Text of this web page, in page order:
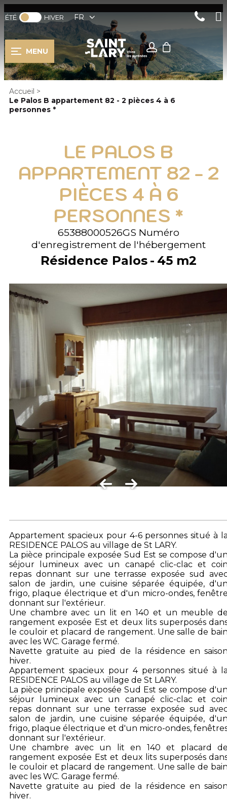
ÉTÉ HIVER FR
MENU
Accueil >
Le Palos B appartement 82 - 2 pièces 4 à 6
personnes *
LE PALOS B
APPARTEMENT 82 - 2
PIÈCES 4 À 6
PERSONNES *
65388000526GS Numéro
d'enregistrement de l'hébergement
Résidence Palos 45 m2
Appartement spacieux pour 4-6 personnes situé à
RESIDENCE PALOS au village de St LARY.
La pièce principale exposée Sud Est se compose
séjour lumineux avec un canapé clic-clac et
repas donnant sur une terrasse exposée sud
salon de jardin, une cuisine séparée équipée,
frigo, plaque électrique et d'un micro-ondes,
donnant sur l'extérieur.
Une chambre avec un lit en 140 et un meuble
rangement exposée Est et deux lits superposés
le couloir et placard de rangement. Une salle de
avec les WC. Garage fermé.
Navette gratuite au pied de la résidence en
hiver.
Appartement spacieux pour 4 personnes situé à
RESIDENCE PALOS au village de St LARY.
La pièce principale exposée Sud Est se compose
séjour lumineux avec un canapé clic-clac et
repas donnant sur une terrasse exposée sud
salon de jardin, une cuisine séparée équipée,
frigo, plaque électrique et d'un micro-ondes,
donnant sur l'extérieur.
Une chambre avec un lit en 140 et placard
rangement exposée Est et deux lits superposés
le couloir et placard de rangement. Une salle de
avec les WC. Garage fermé.
Navette gratuite au pied de la résidence en
hiver.